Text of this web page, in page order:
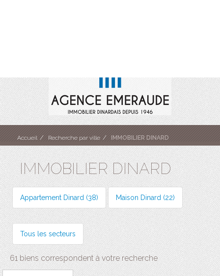
Accueil Recherche par ville IMMOBILIER DINARD
IMMOBILIER DINARD
Appartement Dinard (38) Maison Dinard (22)
Tous les secteurs
61 biens correspondent à votre recherche